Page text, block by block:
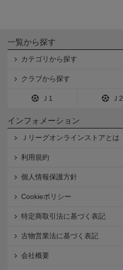
一覧から探す
カテゴリから探す
クラブから探す
Ｊ1 Ｊ2
インフォメーション
Ｊリーグオンラインストアとは
利用規約
個人情報保護方針
Cookieポリシー
特定商取引法に基づく表記
古物営業法に基づく表記
会社概要